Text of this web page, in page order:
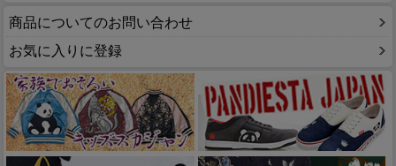
商品についてのお問い合わせ
お気に入りに登録